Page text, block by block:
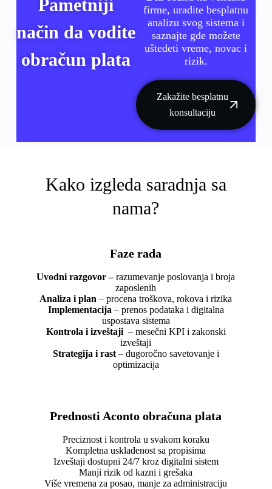
Pametniji
način da vodite
obračun plata
firme, uradite besplatnu
analizu svog sistema i
saznajte gde možete
uštedeti vreme, novac i
rizik.
Zakažite besplatnu
konsultaciju
Kako izgleda saradnja sa
nama?
Faze rada
Uvodni razgovor –razumevanje poslovanja i broja
zaposlenih
Analiza i plan – procena troškova, rokova i rizika
Implementacija – prenos podataka i digitalna
uspostava sistema
Kontrola i izveštaji – mesečni KPI i zakonski
izveštaji
Strategija i rast– dugoročno savetovanje i
optimizacija
Prednosti Aconto obračuna plata
Preciznost i kontrola u svakom koraku
Kompletna usklađenost sa propisima
Izveštaji dostupni 24/7 kroz digitalni sistem
Manji rizik od kazni i grešaka
Više vremena za posao, manje za administraciju